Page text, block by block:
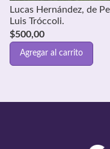
Lucas Hernández, de
Luis Tróccoli.
$500,00
Agregar al carrito